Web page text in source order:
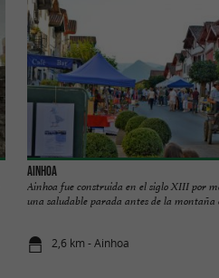
Ainhoa
Ainhoa fue construida en el siglo XIII por
una saludable parada antes de la montaña
2,6 km - Ainhoa